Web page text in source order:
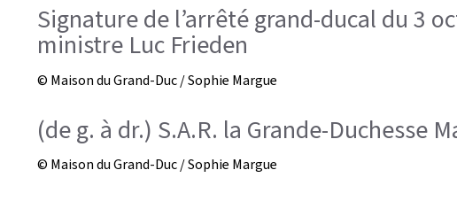
Signature de l’arrêté grand-ducal du 3
ministre Luc Frieden
© Maison du Grand-Duc / Sophie Margue
(de g. à dr.) S.A.R. la Grande-Duchesse
© Maison du Grand-Duc / Sophie Margue